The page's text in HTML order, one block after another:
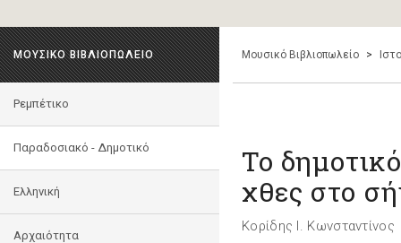
ΜΟΥΣΙΚΟ ΒΙΒΛΙΟΠΩΛΕΙΟ
Ρεμπέτικο
Παραδοσιακό - Δημοτικό
Ελληνική
Αρχαιότητα
Μουσικό Βιβλιοπωλείο >
Το
χθες στο
Κορίδης Ι. Κωνσταντίνος